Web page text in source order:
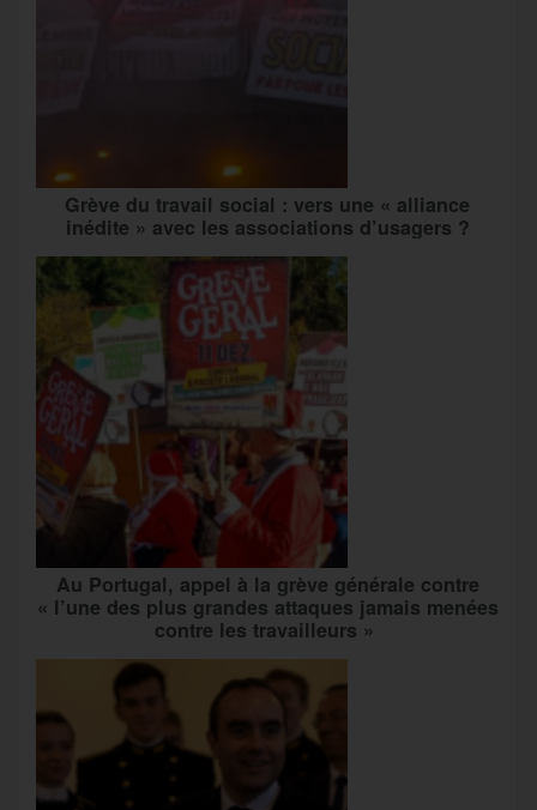
Grève du travail social : vers une « alliance
inédite » avec les associations d’usagers ?
Au Portugal, appel à la grève générale contre
« l’une des plus grandes attaques jamais menées
contre les travailleurs »